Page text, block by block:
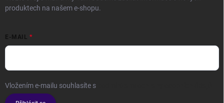
produktech na našem e-shopu.
E-MAIL
Vložením e-mailu souhlasíte s